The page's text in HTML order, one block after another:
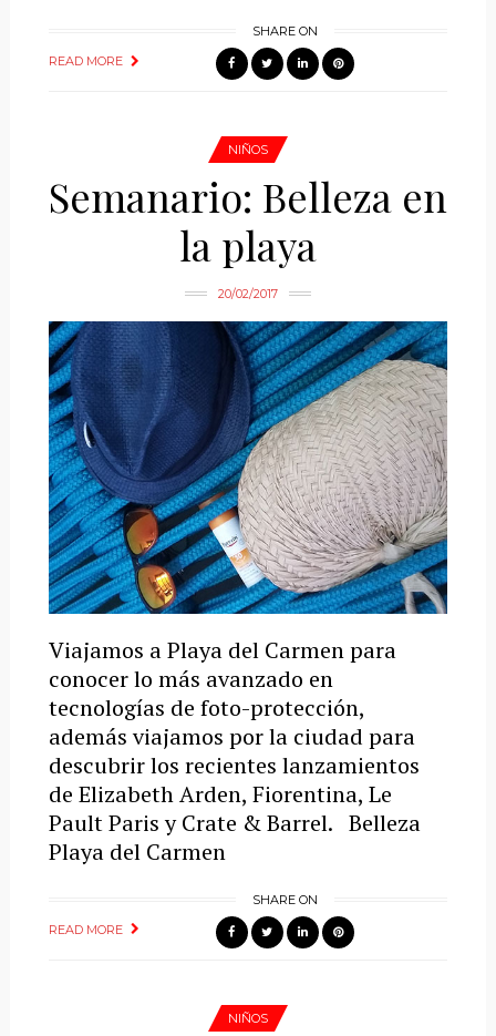
READ MORE
SHARE ON
NIÑOS
Semanario: Belleza en
la playa
20/02/2017
Viajamos a Playa del Carmen para
conocer lo más avanzado en
tecnologías de foto-protección,
además viajamos por la ciudad para
descubrir los recientes lanzamientos
de Elizabeth Arden, Fiorentina, Le
Pault Paris y Crate & Barrel. Belleza
Playa del Carmen
READ MORE
SHARE ON
NIÑOS